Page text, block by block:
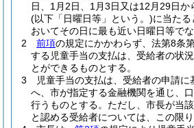
日、1月2日、1月3日又は12月29日か
(以下「日曜日等」という。)に当たる
おいてその日に最も近い日曜日等でな
2
前項の規定にかかわらず、法第8条
する児童手当の支払は、受給者の状
とができるものとする。
3
児童手当の支払は、受給者の申請に
へ、市が指定する金融機関を通じ、
行うものとする。 ただし、市長が当
と認める受給者については、この限り